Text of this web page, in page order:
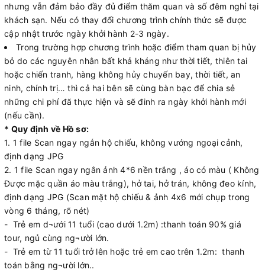
nhưng vẫn đảm bảo đầy đủ điểm thăm quan và số đêm nghỉ tại
khách sạn. Nếu có thay đổi chương trình chính thức sẽ được
cập nhật trước ngày khởi hành 2-3 ngày.
Trong trường hợp chương trình hoặc điểm tham quan bị hủy
bỏ do các nguyên nhân bất khả kháng như thời tiết, thiên tai
hoặc chiến tranh, hàng không hủy chuyến bay, thời tiết, an
ninh, chính trị… thì cả hai bên sẽ cùng bàn bạc để chia sẻ
những chi phí đã thực hiện và sẽ đinh ra ngày khởi hành mới
(nếu cần).
* Quy định về Hồ sơ:
1. 1 file Scan ngay ngắn hộ chiếu, không vướng ngoại cảnh,
định dạng JPG
2. 1 file Scan ngay ngắn ảnh 4*6 nền trắng , áo có màu ( Không
Được mặc quần áo màu trắng), hở tai, hở trán, không đeo kính,
định dạng JPG (Scan mặt hộ chiếu & ảnh 4x6 mới chụp trong
vòng 6 tháng, rõ nét)
- Trẻ em d¬ưới 11 tuổi (cao dưới 1.2m) :thanh toán 90% giá
tour, ngủ cùng ng¬ười lớn.
- Trẻ em từ 11 tuổi trở lên hoặc trẻ em cao trên 1.2m: thanh
toán bằng ng¬ười lớn..